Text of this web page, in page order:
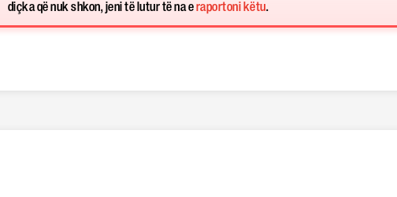
diçka që nuk shkon, jeni të lutur të na e raportoni këtu.